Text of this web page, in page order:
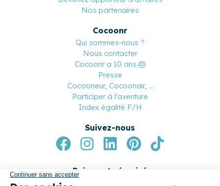
Nos partenaires
Cocoonr
Qui sommes-nous ?
Nous contacter
Cocoonr a 10 ans 🎂
Presse
Cocooneur, Cocoonair, ...
Participer à l'aventure
Index égalité F/H
Suivez-nous
Paiement sécurisé